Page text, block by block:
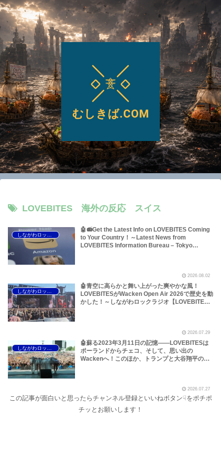
LOVEBITES 海外の反応 スイス
🤖📻Get the Latest Info on LOVEBITES Coming
to Your Country！～Latest News from
LOVEBITES Information Bureau – Tokyo
2026.08.02
しながわロックラジオ
🤖青空に高らかと舞い上がった爽やかな風！
LOVEBITESがWacken Open Air 2026で歴史を動
かした！～しながわロックラジオ【LOVEBITES
Hell】【LOVEBITES Soldier Stands Solitarily】
【LOVEBITES When Destinies Align】
【LOVEBITES M.D.O.】【LOVEBITES Holy
War】
2026.07.29
🤖蘇る2023年3月11日の記憶――LOVEBITESは
ポーランドからチェコ、そして、思い出の
Wackenへ！このほか、トランプと大谷翔平のア
【LOVEBITES The Castaway】【LOVEBITES
One Will Remain】【LOVEBITES We The
United】【LOVEBITES Nameless Warrior】
【James Last Vibrations】
2026.07.27
この記事が面白いと思ったらチャンネル登録といいねボタン☟をポチポ
チッとお願いします！